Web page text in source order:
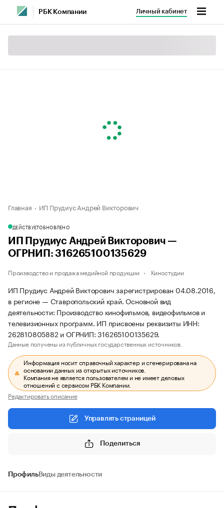
РБК Компании Личный кабинет
Главная ИП Прудиус Андрей Викторович
ДЕЙСТВУЕТОБНОВЛЕНО
ИП Прудиус Андрей Викторович —
ОГРНИП: 316265100135629
Производство и продажа медийной продукции Киностудии
ИП Прудиус Андрей Викторович зарегистрирован 04.08.2016,
в регионе — Ставропольский край. Основной вид
деятельности: Производство кинофильмов, видеофильмов и
телевизионных программ. ИП присвоены реквизиты ИНН:
262810805882 и ОГРНИП: 316265100135629.
Данные получены из публичных государственных источников.
Информация носит справочный характер и сгенерирована на
основании данных из открытых источников.
Компания не является пользователем и не имеет деловых
отношений с сервисом РБК Компании.
Редактировать описание
Управлять страницей
Поделиться
ПрофильВиды деятельности